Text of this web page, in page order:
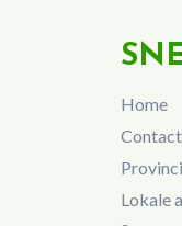
Home
Contact
Lokale